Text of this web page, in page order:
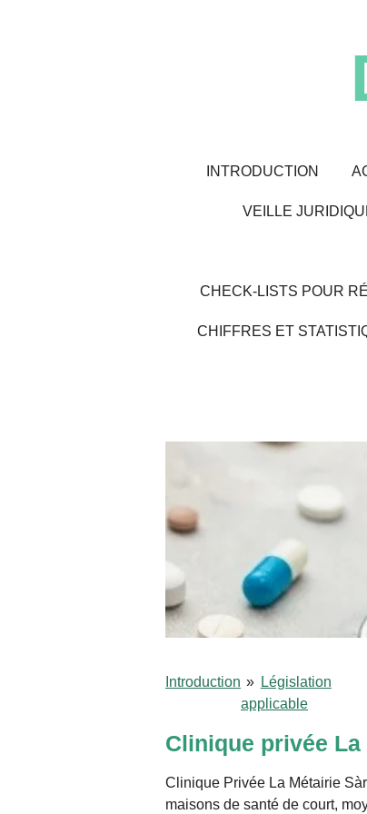
INTRODUCTION
VEILLE
CHECK-LISTS POUR
CHIFFRES ET
Introduction » Législation
applicable
Clinique privée
Clinique Privée La Métairie
maisons de santé de court,